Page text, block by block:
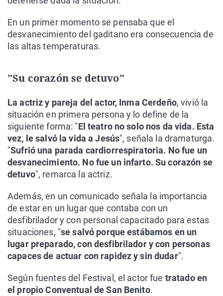
En un primer momento se pensaba que el
desvanecimiento del gaditano era consecuencia de
las altas temperaturas.
"Su corazón se detuvo"
La actriz y pareja del actor, Inma Cerdeño, vivió la
situación en primera persona y lo define de la
siguiente forma: "El teatro no solo nos da vida. Esta
vez, le salvó la vida a Jesús", señala la dramaturga.
"Sufrió una parada cardiorrespiratoria. No fue un
desvanecimiento. No fue un infarto. Su corazón se
detuvo", remarca la actriz.
Además, en un comunicado señala la importancia
de estar en un lugar que contaba con un
desfibrilador y con personal capacitado para estas
situaciones, "se salvó porque estábamos en un
lugar preparado, con desfibrilador y con personas
capaces de actuar con rapidez y sin dudar".
Según fuentes del Festival, el actor fue tratado en
el propio Conventual de San Benito.